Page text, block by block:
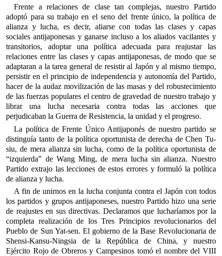
Frente a relaciones de clase tan complejas, nuestro Partido
adoptó para su trabajo en el seno del frente único, la política de
alianza y lucha, es decir, aliarse con todas las clases y capas
sociales antijaponesas y ganarse incluso a los aliados vacilantes y
transitorios, adoptar una política adecuada para reajustar las
relaciones entre las clases y capas antijaponesas, de modo que se
adaptaran a la tarea general de resistir al Japón y al mismo tiempo,
persistir en el principio de independencia y autonomía del Partido,
hacer de la audaz movilización de las masas y del robustecimiento
de las fuerzas populares el centro de gravedad de nuestro trabajo y
librar una lucha necesaria contra todas las acciones que
perjudicaban la Guerra de Resistencia, la unidad y el progreso.
La política de Frente Único Antijaponés de nuestro partido se
distinguía tanto de la política oportunista de derecha de Chen Tu-
siu, de mera alianza sin lucha, como de la política oportunista de
“izquierda” de Wang Ming, de mera lucha sin alianza. Nuestro
Partido extrajo las lecciones de estos errores y formuló la política
de alianza y lucha.
A fin de unirnos en la lucha conjunta contra el Japón con todos
los partidos y grupos antijaponeses, nuestro Partido hizo una serie
de reajustes en sus directivas. Declaramos que lucharíamos por la
completa realización de los Tres Principios revolucionarios del
Pueblo de Sun Yat-sen. El gobierno de la Base Revolucionaria de
Shensi-Kansu-Ningsia de la República de China, y nuestro
Ejército Rojo de Obreros y Campesinos tomó el nombre del VIII